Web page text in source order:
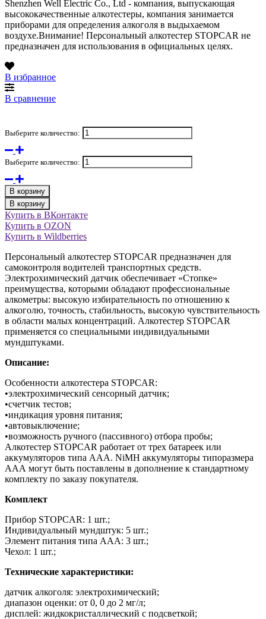
Shenzhen Well Electric Co., Ltd - компания, выпускающая
высококачественные алкотестеры, компания занимается
приборами для определения алкоголя в выдыхаемом
воздухе.Внимание! Персональный алкотестер STOPCAR не
предназначен для использования в официальных целях.
В избранное
В сравнение
Выберите количество:
Выберите количество:
В корзину
В корзину
Купить в ВКонтакте
Купить в OZON
Купить в Wildberries
Персональный алкотестер STOPCAR предназначен для
самоконтроля водителей транспортных средств.
Электрохимический датчик обеспечивает «Стопке»
преимущества, которыми обладают профессиональные
алкометры: высокую избирательность по отношению к
алкоголю, точность, стабильность, высокую чувствительность
в области малых концентраций. Алкотестер STOPCAR
применяется со специальными индивидуальными
мундштуками.
Описание:
Особенности алкотестера STOPCAR:
•электрохимический сенсорный датчик;
•счетчик тестов;
•индикация уровня питания;
•автовыключение;
•возможность ручного (пассивного) отбора пробы;
Алкотестер STOPCAR работает от трех батареек или
аккумуляторов типа ААА. NiMH аккумуляторы типоразмера
ААА могут быть поставлены в дополнение к стандартному
комплекту по заказу покупателя.
Комплект
Прибор STOPCAR: 1 шт.;
Индивидуальный мундштук: 5 шт.;
Элемент питания типа ААА: 3 шт.;
Чехол: 1 шт.;
Технические характеристики:
датчик алкоголя: электрохимический;
диапазон оценки: от 0, 0 до 2 мг/л;
дисплей: жидкокристаллический с подсветкой;